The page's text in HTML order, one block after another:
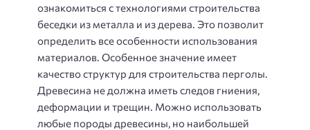
ознакомиться с технологиями строительства
беседки из металла и из дерева. Это позволит
определить все особенности использования
материалов. Особенное значение имеет
качество структур для строительства перголы.
Древесина не должна иметь следов гниения,
деформации и трещин. Можно использовать
любые породы древесины, но наибольшей